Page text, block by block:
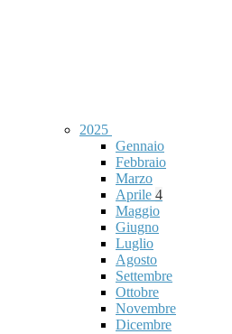
2025
Gennaio
Febbraio
Marzo
Aprile 4
Maggio
Giugno
Luglio
Agosto
Settembre
Ottobre
Novembre
Dicembre